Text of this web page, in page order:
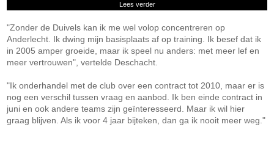
Lees verder
"Zonder de Duivels kan ik me wel volop concentreren op
Anderlecht. Ik dwing mijn basisplaats af op training. Ik besef dat ik
in 2005 amper groeide, maar ik speel nu anders: met meer lef en
meer vertrouwen", vertelde Deschacht.
"Ik onderhandel met de club over een contract tot 2010, maar er is
nog een verschil tussen vraag en aanbod. Ik ben einde contract in
juni en ook andere teams zijn geïnteresseerd. Maar ik wil hier
graag blijven. Als ik voor 4 jaar bijteken, dan ga ik nooit meer weg."